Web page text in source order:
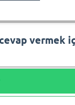
vermek